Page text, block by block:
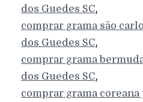
dos Guedes SC,
comprar grama são
dos Guedes SC,
comprar grama
dos Guedes SC,
comprar grama coreana